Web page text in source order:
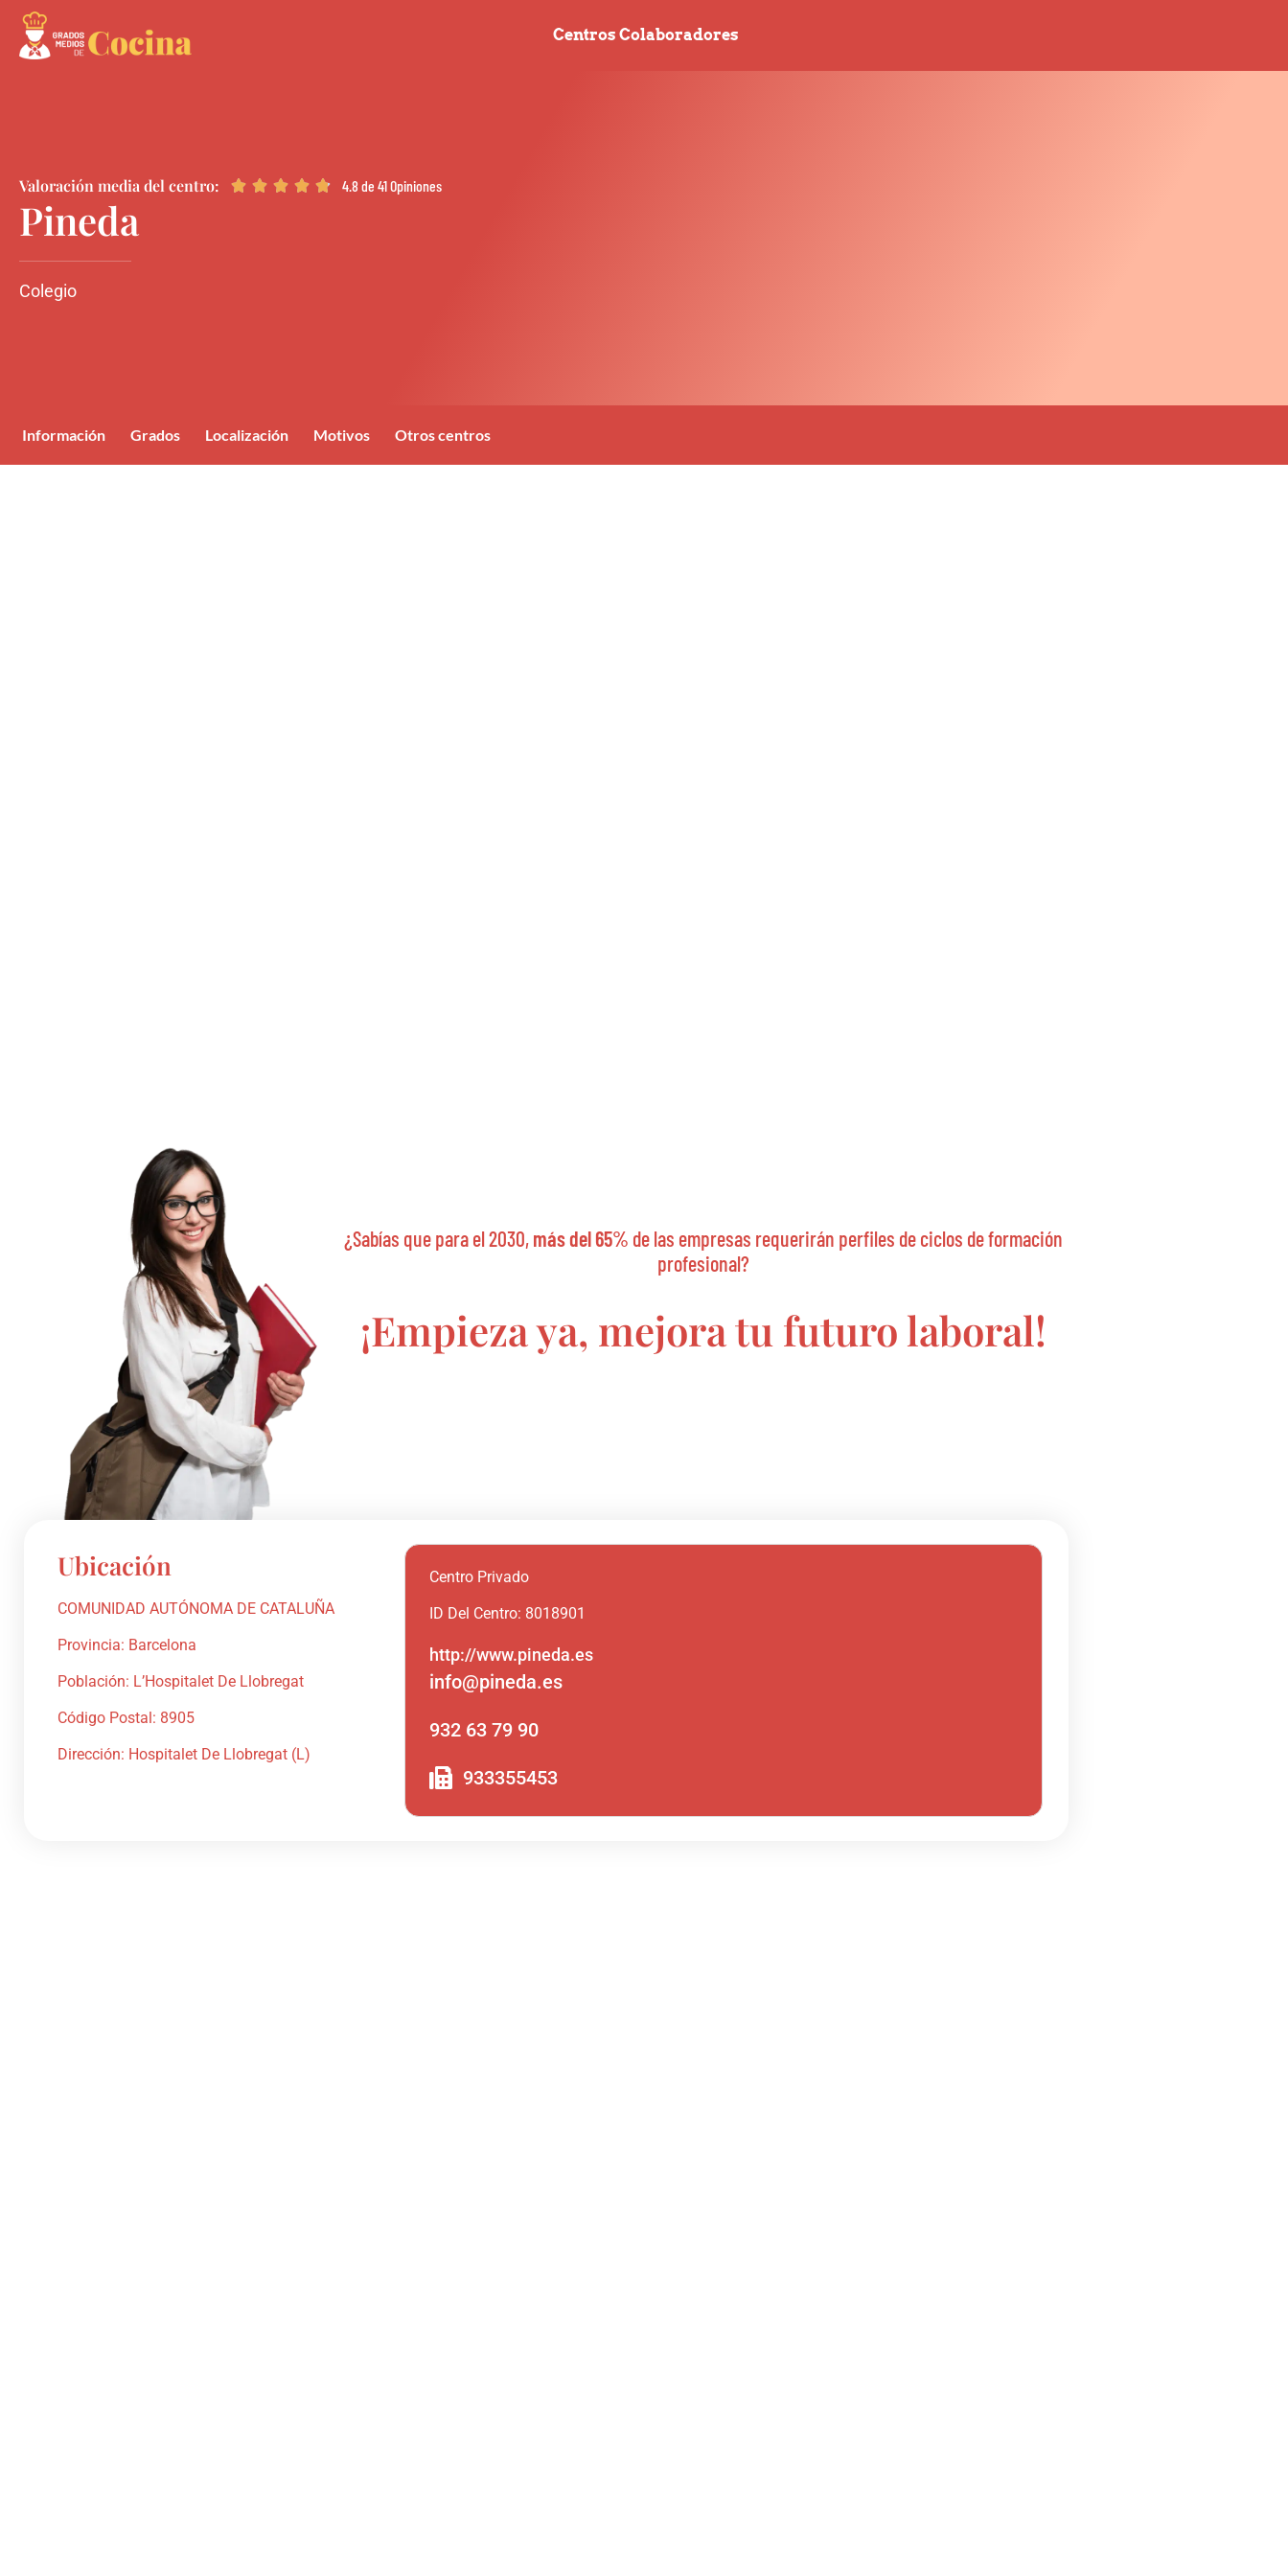
Centros Colaboradores
Valoración media del centro:      4.8 de 41 Opiniones
Pineda
Colegio
Información Grados Localización Motivos Otros centros
¿Sabías que para el 2030,más del 65% de las empresas requerirán perfiles de ciclos de formación
profesional?
¡Empieza ya, mejora tu futuro laboral!
Ubicación
COMUNIDAD AUTÓNOMA DE CATALUÑA
Provincia: Barcelona
Población: L’Hospitalet De Llobregat
Código Postal: 8905
Dirección: Hospitalet De Llobregat (L)
Centro Privado
ID Del Centro: 8018901
http://www.pineda.es
info@pineda.es
932 63 79 90
933355453